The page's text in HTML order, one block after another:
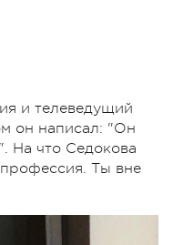
и телеведущий
он написал: "Он
На что Седокова
профессия. Ты вне